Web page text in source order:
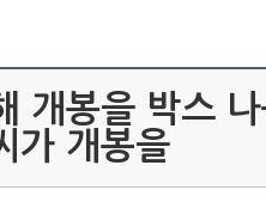
개봉을 박스
가 개봉을